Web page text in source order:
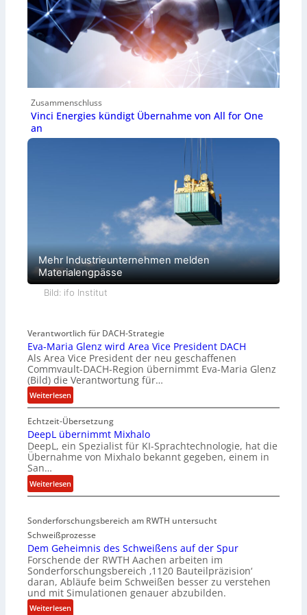
Zusammenschluss
Vinci Energies kündigt Übernahme von All for One
an
Mehr Industrieunternehmen melden
Materialengpässe
Bild: ifo Institut
Verantwortlich für DACH-Strategie
Eva-Maria Glenz wird Area Vice President DACH
Als Area Vice President der neu geschaffenen
Commvault-DACH-Region übernimmt Eva-Maria Glenz
(Bild) die Verantwortung für…
Weiterlesen:
E
v
a
-
M
a
r
i
G
l
e
n
z
w
i
Echtzeit-Übersetzung
DeepL übernimmt Mixhalo
DeepL, ein Spezialist für KI-Sprachtechnologie, hat die
Übernahme von Mixhalo bekannt gegeben, einem in
San…
Weiterlesen:
D
e
p
L
ü
b
e
r
Sonderforschungsbereich am RWTH untersucht
Schweißprozesse
Dem Geheimnis des Schweißens auf der Spur
Forschende der RWTH Aachen arbeiten im
Sonderforschungsbereich ‚1120 Bauteilpräzision‘
daran, Abläufe beim Schweißen besser zu verstehen
und mit Simulationen genauer abzubilden.
Weiterlesen: